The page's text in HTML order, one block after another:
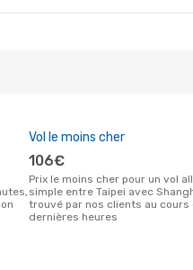
Vol le moins cher
106€
Prix le moins cher pour un vol aller
simple entre Taipei avec
trouvé par nos clients au cours
dernières heures